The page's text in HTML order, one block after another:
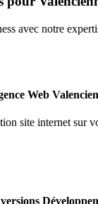
avec notre
Web
site internet sur